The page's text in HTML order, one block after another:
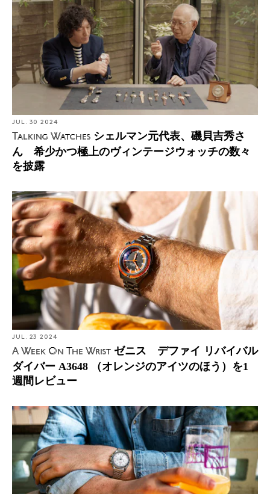
JUL. 30 2024
Talking Watches シェルマン元代表、磯貝吉秀さ
ん 希少かつ極上のヴィンテージウォッチの数々
を披露
JUL. 23 2024
A Week On The Wrist ゼニス デファイ リバイバル
ダイバー A3648 （オレンジのアイツのほう）を1
週間レビュー